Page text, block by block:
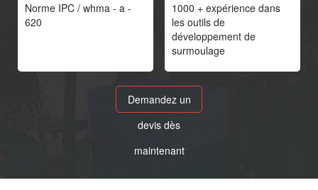
Norme IPC / whma - a -
620
1000 + expérience dans
les outils de
développement de
surmoulage
Demandez un
devis dès
maintenant